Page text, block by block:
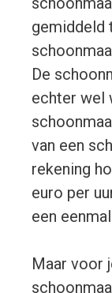
gemiddeld
De
echter wel
van een
rekening
euro per
een
Maar voor